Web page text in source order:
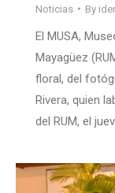
Noticias By
El MUSA,
Mayagüez
floral, del
Rivera, quien
del RUM, el